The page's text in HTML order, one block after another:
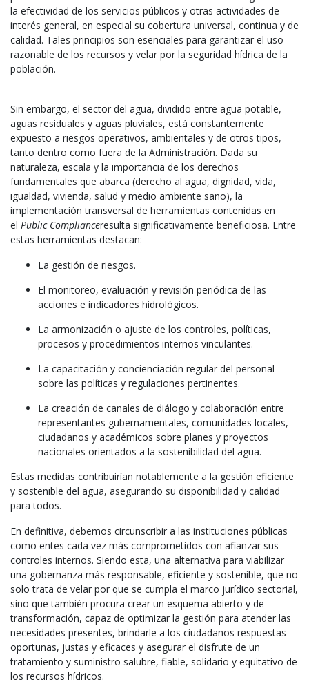
la efectividad de los servicios públicos y otras actividades de
interés general, en especial su cobertura universal, continua y de
calidad. Tales principios son esenciales para garantizar el uso
razonable de los recursos y velar por la seguridad hídrica de la
población.
Sin embargo, el sector del agua, dividido entre agua potable,
aguas residuales y aguas pluviales, está constantemente
expuesto a riesgos operativos, ambientales y de otros tipos,
tanto dentro como fuera de la Administración. Dada su
naturaleza, escala y la importancia de los derechos
fundamentales que abarca (derecho al agua, dignidad, vida,
igualdad, vivienda, salud y medio ambiente sano), la
implementación transversal de herramientas contenidas en
el Public Complianceresulta significativamente beneficiosa. Entre
estas herramientas destacan:
La gestión de riesgos.
El monitoreo, evaluación y revisión periódica de las
acciones e indicadores hidrológicos.
La armonización o ajuste de los controles, políticas,
procesos y procedimientos internos vinculantes.
La capacitación y concienciación regular del personal
sobre las políticas y regulaciones pertinentes.
La creación de canales de diálogo y colaboración entre
representantes gubernamentales, comunidades locales,
ciudadanos y académicos sobre planes y proyectos
nacionales orientados a la sostenibilidad del agua.
Estas medidas contribuirían notablemente a la gestión eficiente
y sostenible del agua, asegurando su disponibilidad y calidad
para todos.
En definitiva, debemos circunscribir a las instituciones públicas
como entes cada vez más comprometidos con afianzar sus
controles internos. Siendo esta, una alternativa para viabilizar
una gobernanza más responsable, eficiente y sostenible, que no
solo trata de velar por que se cumpla el marco jurídico sectorial,
sino que también procura crear un esquema abierto y de
transformación, capaz de optimizar la gestión para atender las
necesidades presentes, brindarle a los ciudadanos respuestas
oportunas, justas y eficaces y asegurar el disfrute de un
tratamiento y suministro salubre, fiable, solidario y equitativo de
los recursos hídricos.